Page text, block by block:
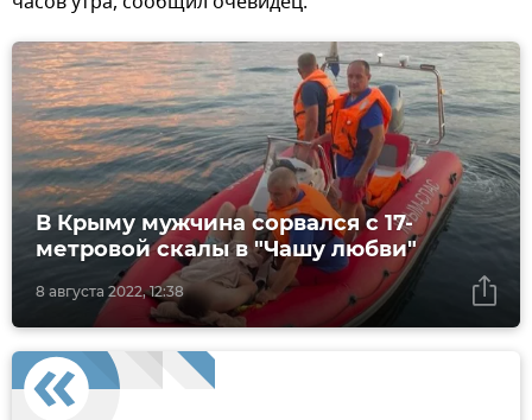
8 августа 2022, 12:38
В Крыму мужчина сорвался с 17-
метровой скалы в "Чашу любви"